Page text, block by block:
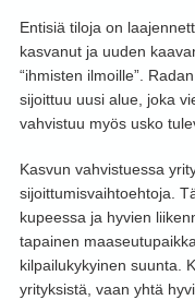
Entisiä tiloja on
kasvanut ja uuden
“ihmisten ilmoille”.
sijoittuu uusi alue, joka
vahvistuu myös usko
Kasvun vahvistuessa
sijoittumisvaihtoehtoja.
kupeessa ja hyvien
tapainen
kilpailukykyinen suunta.
yrityksistä, vaan yhtä